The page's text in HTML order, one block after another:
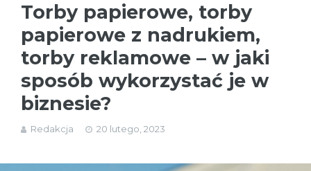
Torby papierowe, torby
papierowe z nadrukiem,
torby reklamowe – w jaki
sposób wykorzystać je w
biznesie?
Redakcja 20 lutego, 2023